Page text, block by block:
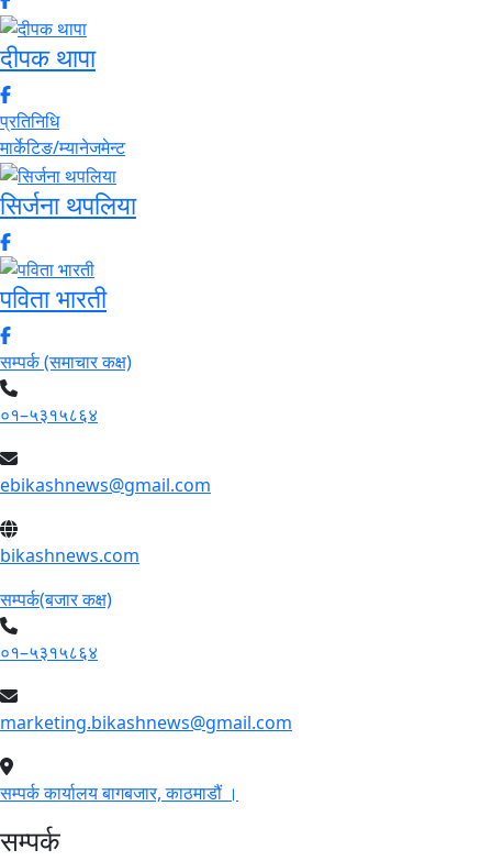
दीपक थापा
प्रतिनिधि
मार्केटिङ/म्यानेजमेन्ट
सिर्जना थपलिया
पविता भारती
सम्पर्क (समाचार कक्ष)
०१–५३१५८६४
ebikashnews@gmail.com
bikashnews.com
सम्पर्क(बजार कक्ष)
०१–५३१५८६४
marketing.bikashnews@gmail.com
सम्पर्क कार्यालय बागबजार, काठमाडौं ।
सम्पर्क